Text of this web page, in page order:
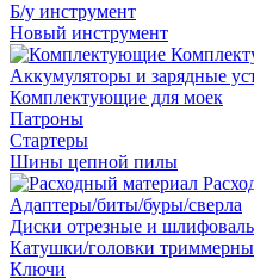
Б/у инструмент
Новый инструмент
Аккумуляторы и зарядные
Комплектующие для моек
Патроны
Стартеры
Шины цепной пилы
Адаптеры/биты/буры/сверла
Диски отрезные и
Катушки/головки
Ключи